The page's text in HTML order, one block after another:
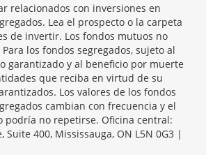
relacionados con inversiones en
Lea el prospecto o la carpeta
de invertir. Los fondos mutuos no
los fondos segregados, sujeto al
garantizado y al beneficio por muerte
que reciba en virtud de su
Los valores de los fondos
cambian con frecuencia y el
podría no repetirse. Oficina central:
Suite 400, Mississauga, ON L5N 0G3 |